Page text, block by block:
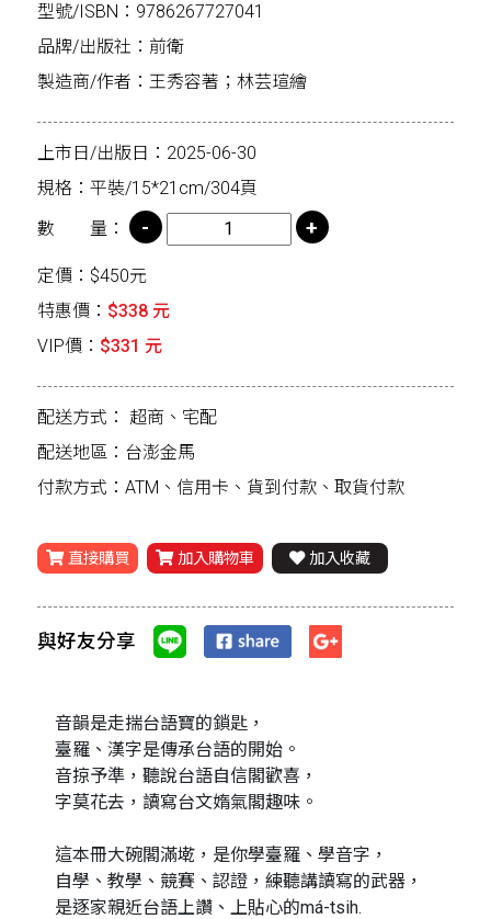
型號/ISBN：9786267727041
品牌/出版社：前衛
製造商/作者：王秀容著；林芸瑄繪
上市日/出版日：2025-06-30
規格：平裝/15*21cm/304頁
數 量：
定價：$450元
特惠價： $338 元
VIP價： $331 元
配送方式： 超商、宅配
配送地區：台澎金馬
付款方式：ATM、信用卡、貨到付款、取貨付款
直接購買 加入購物車 加入收藏
與好友分享
音韻是走揣台語寶的鎖匙，
臺羅、漢字是傳承台語的開始。
音掠予準，聽說台語自信閣歡喜，
字莫花去，讀寫台文媠氣閣趣味。
這本冊大碗閣滿墘，是你學臺羅、學音字，
自學、教學、競賽、認證，練聽講讀寫的武器，
是逐家親近台語上讚、上貼心的má-tsih.